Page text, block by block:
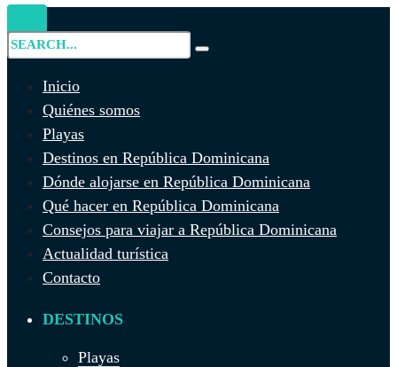
Inicio
Quiénes somos
Playas
Destinos en República Dominicana
Dónde alojarse en República Dominicana
Qué hacer en República Dominicana
Consejos para viajar a República Dominicana
Actualidad turística
Contacto
DESTINOS
Playas